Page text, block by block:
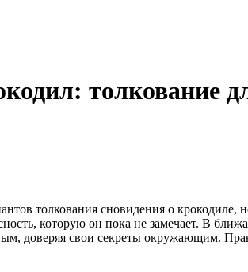
толкование
толкования сновидения о
которую он пока не замечает. В
доверяя свои секреты окружающим.